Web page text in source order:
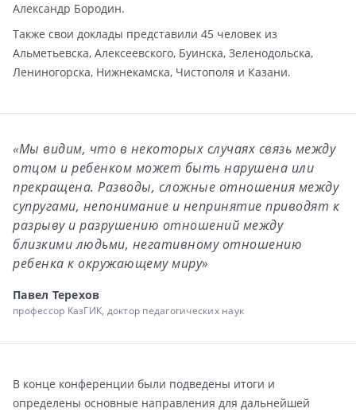
Александр Бородин.
Также свои доклады представили 45 человек из
Альметьевска, Алексеевского, Буинска, Зеленодольска,
Лениногорска, Нижнекамска, Чистополя и Казани.
«Мы видим, что в некоторых случаях связь между
отцом и ребенком может быть нарушена или
прекращена. Разводы, сложные отношения между
супругами, непонимание и непринятие приводят к
разрыву и разрушению отношений между
близкими людьми, негативному отношению
ребенка к окружающему миру»
Павел Терехов
профессор КазГИК, доктор педагогических наук
В конце конференции были подведены итоги и
определены основные направления для дальнейшей